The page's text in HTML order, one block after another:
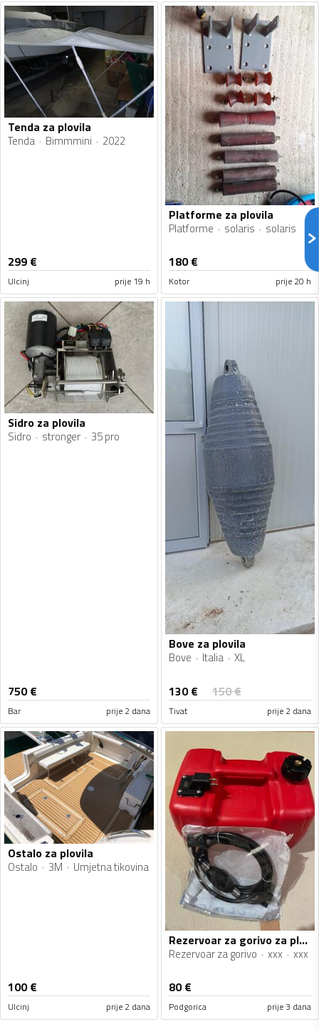
Tenda za plovila
Tenda Bimmmini 2022
299 €
Ulcinj prije 19 h
Platforme za plovila
Platforme solaris solaris
180€
Kotor prije 20 h
Sidro za plovila
Sidro stronger 35 pro
750€
Bar prije 2 dana
Bove za plovila
Bove Italia XL
130€ 150€
Tivat prije 2 dana
Ostalo za plovila
Ostalo 3M Umjetna tikovina
100€
Ulcinj prije 2 dana
Rezervoar za gorivo za plovila
Rezervoar za gorivo xxx xxx
80€
Podgorica prije 3 dana